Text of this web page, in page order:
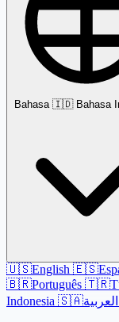
Bahasa 🇮🇩 Bahasa
🇺🇸English 🇪🇸
🇧🇷Português 🇹🇷
Indonesia 🇸🇦